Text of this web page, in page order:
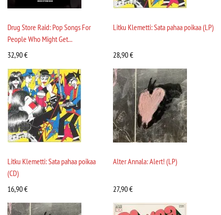
Drug Store Raid: Pop Songs For
People Who Might Get...
32,90€
Litku Klemetti: Sata pahaa poikaa (LP)
28,90€
Litku Klemetti: Sata pahaa poikaa
(CD)
16,90€
Alter Annala: Alert! (LP)
27,90€